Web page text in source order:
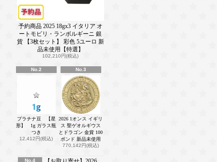
予約商品 2025 18gx3 イタリア オ
ートモビリ・ランボルギーニ 銀
貨 【3枚セット】 彩色 5ユーロ 新
品未使用【特選】
102,210円(税込)
No.2
プラチナ豆 【星
形】 1g ガラス瓶
つき
12,412円(税込)
No.3
2026 1オンス イギリ
ス 聖ゲオルギウス
とドラゴン 金貨 100
ポンド 新品未使用
770,142円(税込)
No.4